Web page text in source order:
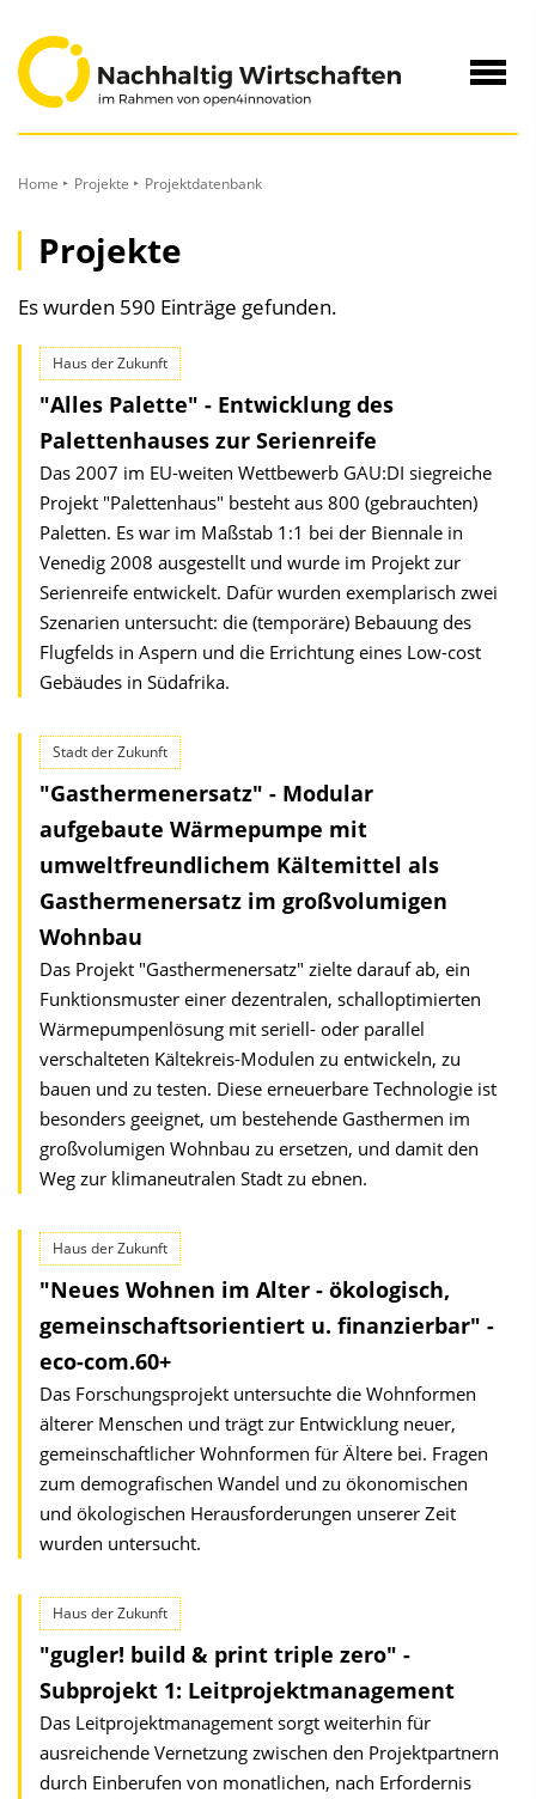
Inhalt
Home Projekte Projektdatenbank
Projekte
Es wurden 590 Einträge gefunden.
Haus der Zukunft
"Alles Palette" - Entwicklung des
Palettenhauses zur Serienreife
Das 2007 im EU-weiten Wettbewerb GAU:DI siegreiche
Projekt "Palettenhaus" besteht aus 800 (gebrauchten)
Paletten. Es war im Maßstab 1:1 bei der Biennale in
Venedig 2008 ausgestellt und wurde im Projekt zur
Serienreife entwickelt. Dafür wurden exemplarisch zwei
Szenarien untersucht: die (temporäre) Bebauung des
Flugfelds in Aspern und die Errichtung eines Low-cost
Gebäudes in Südafrika.
Stadt der Zukunft
"Gasthermenersatz" - Modular
aufgebaute Wärmepumpe mit
umweltfreundlichem Kältemittel als
Gasthermenersatz im großvolumigen
Wohnbau
Das Projekt "Gasthermenersatz" zielte darauf ab, ein
Funktionsmuster einer dezentralen, schalloptimierten
Wärmepumpenlösung mit seriell- oder parallel
verschalteten Kältekreis-Modulen zu entwickeln, zu
bauen und zu testen. Diese erneuerbare Technologie ist
besonders geeignet, um bestehende Gasthermen im
großvolumigen Wohnbau zu ersetzen, und damit den
Weg zur klimaneutralen Stadt zu ebnen.
Haus der Zukunft
"Neues Wohnen im Alter - ökologisch,
gemein­schafts­orientiert u. finanzierbar" -
eco-com.60+
Das Forschungsprojekt untersuchte die Wohnformen
älterer Menschen und trägt zur Entwicklung neuer,
gemeinschaftlicher Wohnformen für Ältere bei. Fragen
zum demografischen Wandel und zu ökonomischen
und ökologischen Herausforderungen unserer Zeit
wurden untersucht.
Haus der Zukunft
"gugler! build & print triple zero" -
Subprojekt 1: Leitprojektmanagement
Das Leitprojektmanagement sorgt weiterhin für
ausreichende Vernetzung zwischen den Projektpartnern
durch Einberufen von monatlichen, nach Erfordernis